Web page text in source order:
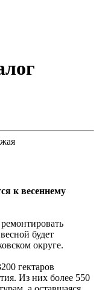
к весеннему
будет
округе.
гектаров
Из них более 550